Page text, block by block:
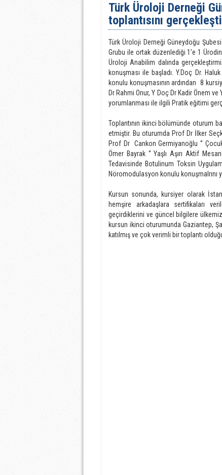
Türk Üroloji Derneği
toplantısını
Türk Üroloji Derneği Güneydoğu
Grubu ile ortak düzenlediği 1’e 1
Üroloji Anabilim dalında
konuşması ile başladı. Y.Doç Dr.
konulu konuşmasının ardından 8
Dr Rahmi Onur, Y Doç Dr Kadir Önem
yorumlanması ile ilgili Pratik eğitimi
Toplantının ikinci bölümünde oturum
etmiştir. Bu oturumda Prof Dr İlker
Prof Dr Cankon Germiyanoğlu ‘’
Ömer Bayrak ‘’ Yaşlı Aşırı Aktif
Tedavisinde Botulinum Toksin
Nöromodulasyon konulu konuşmalrını
Kursun sonunda, kursiyer olarak
hemşire arkadaşlara sertifikaları
geçirdiklerini ve güncel bilgilere
kursun ikinci oturumunda Gaziantep,
katılmış ve çok verimli bir toplantı